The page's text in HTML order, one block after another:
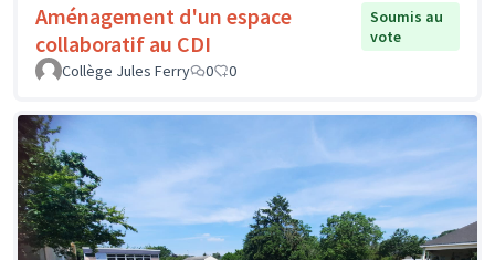
Aménagement d'un espace
collaboratif au CDI
Soumis au
vote
Collège Jules Ferry
0 0